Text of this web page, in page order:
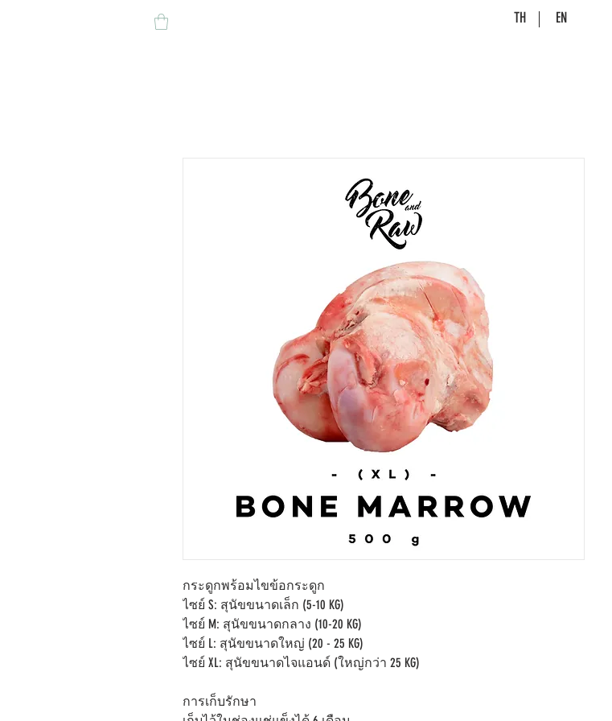
TH EN
กระดูกพร้อมไขข้อกระดูก
ไซย์ S: สุนัขขนาดเล็ก (5-10 KG)
ไซย์ M: สุนัขขนาดกลาง (10-20 KG)
ไซย์ L: สุนัขขนาดใหญ่ (20 - 25 KG)
ไซย์ XL: สุนัขขนาดไจแอนด์ (ใหญ่กว่า 25 KG)
การเก็บรักษา